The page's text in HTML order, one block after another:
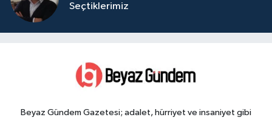
Seçtiklerimiz
Beyaz Gündem Gazetesi; adalet, hürriyet ve insaniyet gibi